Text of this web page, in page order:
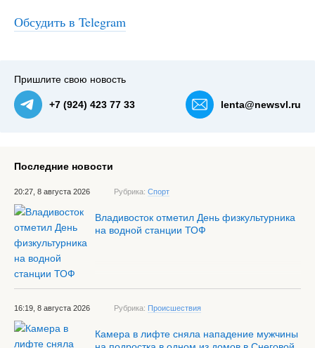
Обсудить в Telegram
Пришлите свою новость
+7 (924) 423 77 33 lenta@newsvl.ru
Последние новости
20:27, 8 августа 2026 Рубрика: Спорт
Владивосток отметил День физкультурника
на водной станции ТОФ
16:19, 8 августа 2026 Рубрика: Происшествия
Камера в лифте сняла нападение мужчины